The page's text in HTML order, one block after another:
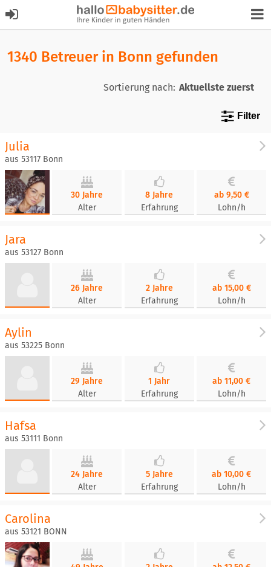
1340 Betreuer in Bonn gefunden
Sortierung nach:
Filter
Julia
aus 53117 Bonn
30 Jahre
Alter
8 Jahre
Erfahrung
ab 9,50 €
Lohn/h
Jara
aus 53127 Bonn
26 Jahre
Alter
2 Jahre
Erfahrung
ab 15,00 €
Lohn/h
Aylin
aus 53225 Bonn
29 Jahre
Alter
1 Jahr
Erfahrung
ab 11,00 €
Lohn/h
Hafsa
aus 53111 Bonn
24 Jahre
Alter
5 Jahre
Erfahrung
ab 10,00 €
Lohn/h
Carolina
aus 53121 BONN